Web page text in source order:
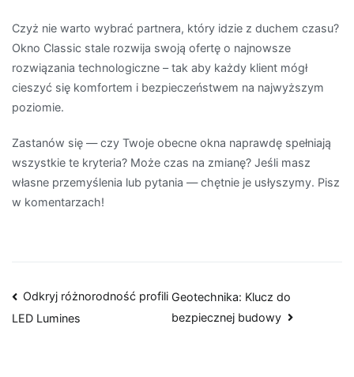
Czyż nie warto wybrać partnera, który idzie z duchem czasu?
Okno Classic stale rozwija swoją ofertę o najnowsze
rozwiązania technologiczne – tak aby każdy klient mógł
cieszyć się komfortem i bezpieczeństwem na najwyższym
poziomie.
Zastanów się — czy Twoje obecne okna naprawdę spełniają
wszystkie te kryteria? Może czas na zmianę? Jeśli masz
własne przemyślenia lub pytania — chętnie je usłyszymy. Pisz
w komentarzach!
Nawigacja
Odkryj różnorodność profili
LED Lumines
Geotechnika: Klucz do
bezpiecznej budowy